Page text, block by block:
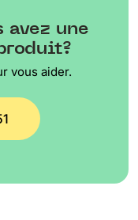
avez une
vous aider.